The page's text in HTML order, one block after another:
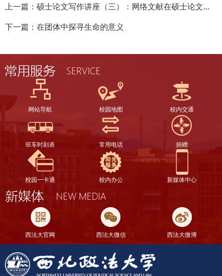
上一篇： 硕士论文写作讲座（三）：网络文献在硕士论文写作中的地位
下一篇： 在团体中探寻生命的意义
网站导航 校园地图 校内交通
班车时刻表 常用电话 捐赠
校园一卡通 校内办公 新媒体中心
西法大官网 西法大微信 西法大微博